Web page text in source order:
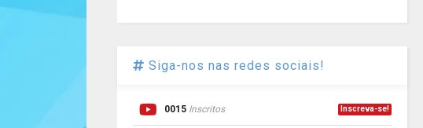
Siga-nos nas redes sociais!
0015 Inscritos Inscreva-se!